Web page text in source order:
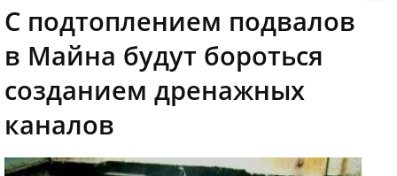
С подтоплением подвалов
в Майна будут бороться
созданием дренажных
каналов